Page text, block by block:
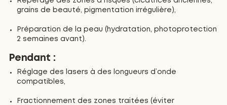
grains de beauté, pigmentation irrégulière),
Préparation de la peau (hydratation, photoprotection
2 semaines avant).
Pendant :
Réglage des lasers à des longueurs d’onde
compatibles,
Fractionnement des zones traitées (éviter